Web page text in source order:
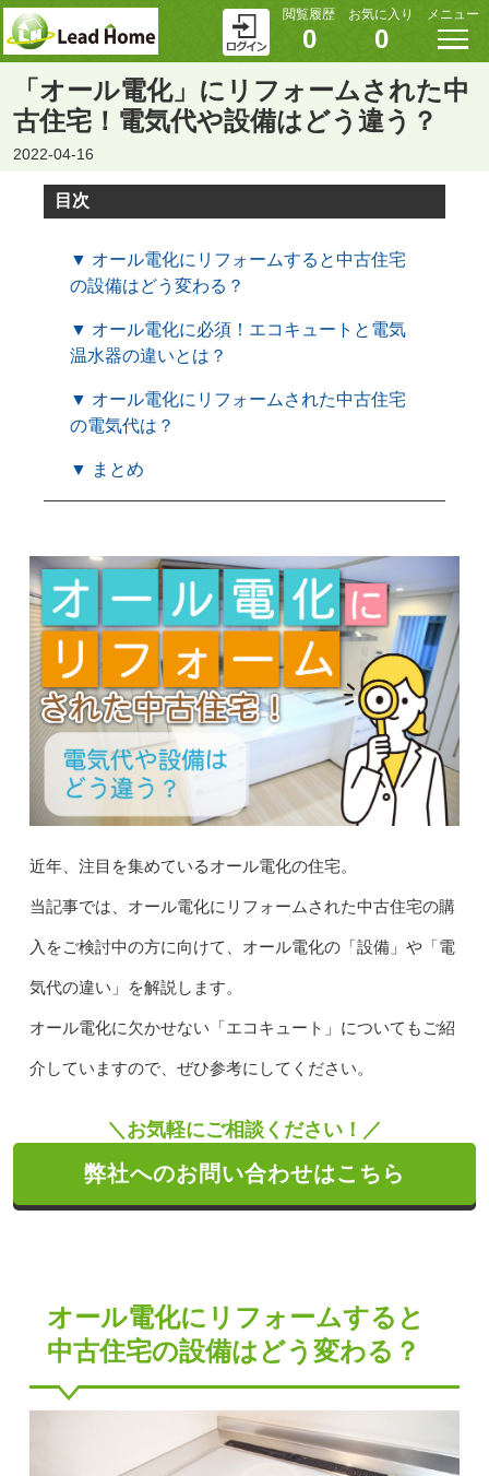
閲覧履歴
0
お気に入り
0
メニュー
「オール電化」にリフォームされた中
古住宅！電気代や設備はどう違う？
2022-04-16
目次
▼ オール電化にリフォームすると中古住宅
の設備はどう変わる？
▼ オール電化に必須！エコキュートと電気
温水器の違いとは？
▼ オール電化にリフォームされた中古住宅
の電気代は？
▼ まとめ
近年、注目を集めているオール電化の住宅。
当記事では、オール電化にリフォームされた中古住宅の購
入をご検討中の方に向けて、オール電化の「設備」や「電
気代の違い」を解説します。
オール電化に欠かせない「エコキュート」についてもご紹
介していますので、ぜひ参考にしてください。
＼お気軽にご相談ください！／
弊社へのお問い合わせはこちら
オール電化にリフォームすると
中古住宅の設備はどう変わる？